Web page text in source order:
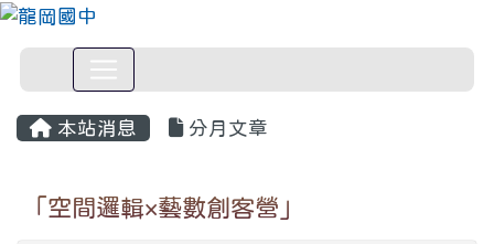
本站消息 分月文章
「空間邏輯×藝數創客營」